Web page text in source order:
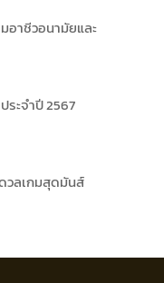
อาชีวอนามัยและ
ะจำปี 2567
วลเกมสุดมันส์